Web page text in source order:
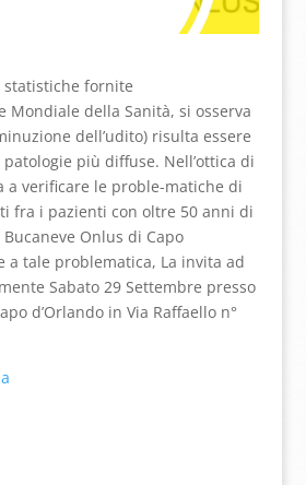
statistiche fornite
Mondiale della Sanità, si osserva
dell’udito) risulta essere
più diffuse. Nell’ottica di
a verificare le proble-matiche di
fra i pazienti con oltre 50 anni di
Bucaneve Onlus di Capo
a tale problematica, La invita ad
Sabato 29 Settembre presso
d’Orlando in Via Raffaello n°